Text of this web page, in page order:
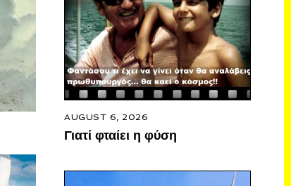
AUGUST 6, 2026
Γιατί φταίει η φύση